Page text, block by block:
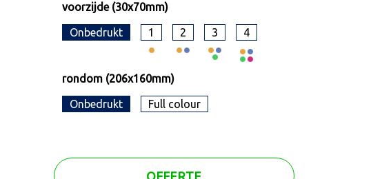
voorzijde (30x70mm)
Onbedrukt 1 2 3 4
rondom (206x160mm)
Onbedrukt Full colour
OFFERTE